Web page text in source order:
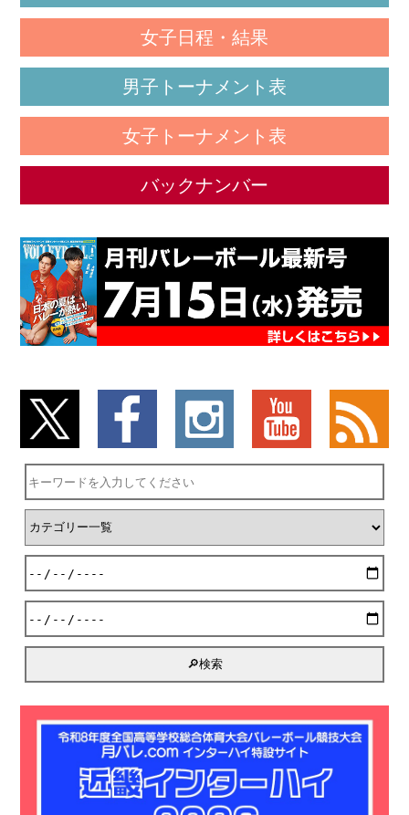
女子日程・結果
男子トーナメント表
女子トーナメント表
バックナンバー